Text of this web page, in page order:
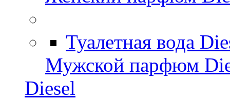
Туалетная вода
Мужской парфюм
Diesel